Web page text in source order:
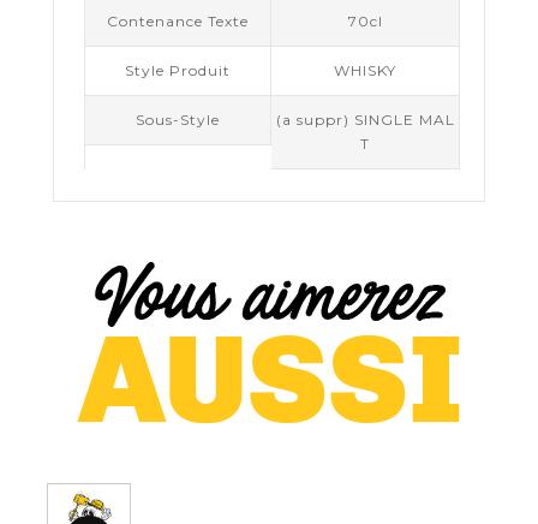
Contenance Texte 70cl
Style Produit WHISKY
Sous-Style
(a suppr) SINGLE MAL
T